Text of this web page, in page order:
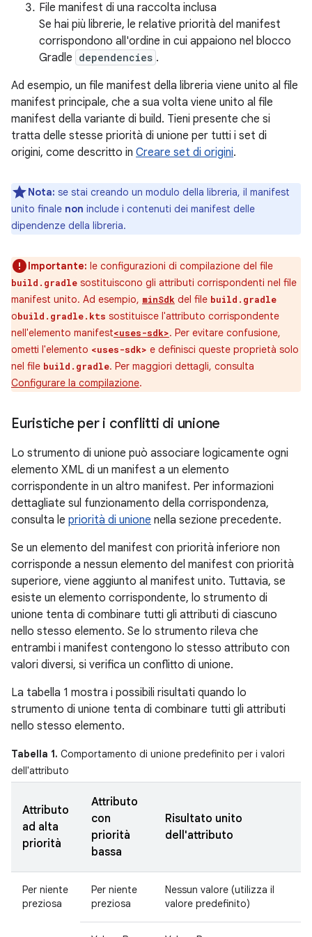
File manifest di una raccolta inclusa
Se hai più librerie, le relative priorità del manifest
corrispondono all'ordine in cui appaiono nel blocco
Gradle dependencies .
Ad esempio, un file manifest della libreria viene unito al file
manifest principale, che a sua volta viene unito al file
manifest della variante di build. Tieni presente che si
tratta delle stesse priorità di unione per tutti i set di
origini, come descritto in Creare set di origini.
Nota: se stai creando un modulo della libreria, il manifest
unito finale non include i contenuti dei manifest delle
dipendenze della libreria.
Importante: le configurazioni di compilazione del file
build.gradle sostituiscono gli attributi corrispondenti nel file
manifest unito. Ad esempio, minSdk del file build.gradle
obuild.gradle.kts sostituisce l'attributo corrispondente
nell'elemento manifest<uses-sdk>. Per evitare confusione,
ometti l'elemento <uses-sdk> e definisci queste proprietà solo
nel file build.gradle. Per maggiori dettagli, consulta
Configurare la compilazione.
Euristiche per i conflitti di unione
Lo strumento di unione può associare logicamente ogni
elemento XML di un manifest a un elemento
corrispondente in un altro manifest. Per informazioni
dettagliate sul funzionamento della corrispondenza,
consulta le priorità di unione nella sezione precedente.
Se un elemento del manifest con priorità inferiore non
corrisponde a nessun elemento del manifest con priorità
superiore, viene aggiunto al manifest unito. Tuttavia, se
esiste un elemento corrispondente, lo strumento di
unione tenta di combinare tutti gli attributi di ciascuno
nello stesso elemento. Se lo strumento rileva che
entrambi i manifest contengono lo stesso attributo con
valori diversi, si verifica un conflitto di unione.
La tabella 1 mostra i possibili risultati quando lo
strumento di unione tenta di combinare tutti gli attributi
nello stesso elemento.
Tabella 1. Comportamento di unione predefinito per i valori
dell'attributo
Attributo
ad alta
priorità
Attributo
con
priorità
bassa
Risultato unito
dell'attributo
Per niente
preziosa
Per niente
preziosa
Nessun valore (utilizza il
valore predefinito)